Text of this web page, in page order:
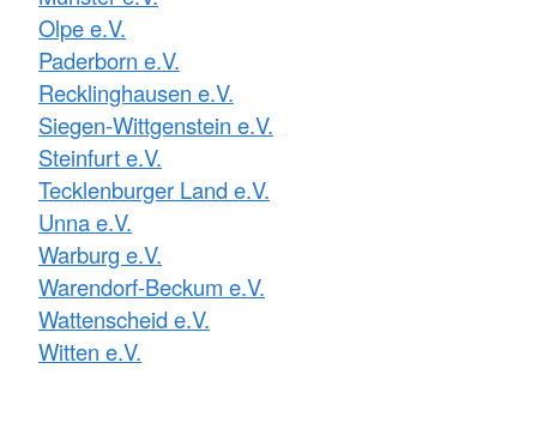
Olpe e.V.
Paderborn e.V.
Recklinghausen e.V.
Siegen-Wittgenstein e.V.
Steinfurt e.V.
Tecklenburger Land e.V.
Unna e.V.
Warburg e.V.
Warendorf-Beckum e.V.
Wattenscheid e.V.
Witten e.V.